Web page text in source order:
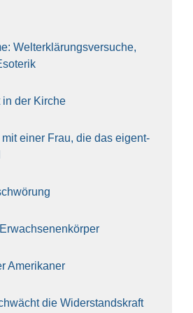
Welt­erklä­rungs­ver­su­che,
der Kir­che
mit einer Frau, die das eigent­
Ame­ri­ka­ner
die Wider­stands­kraft